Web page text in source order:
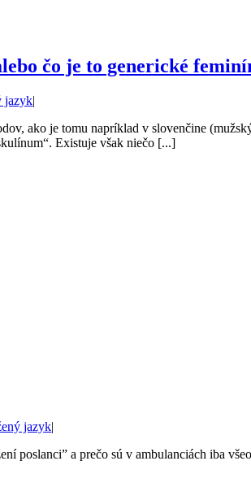
čo je to generické
jazyk|
ako je tomu napríklad v slovenčine
Existuje však niečo [...]
jazyk|
poslanci” a prečo sú v ambulanciách iba